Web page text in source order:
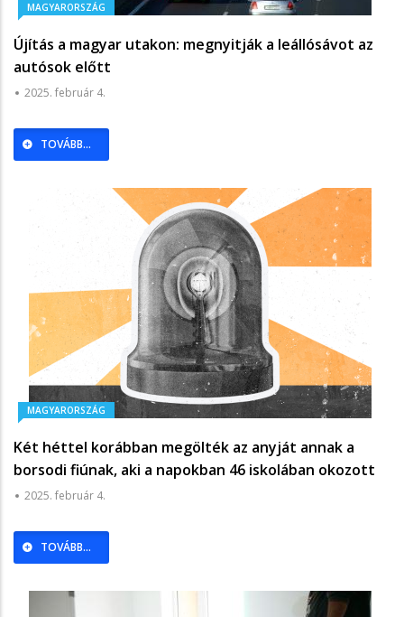
MAGYARORSZÁG
Újítás a magyar utakon: megnyitják a leállósávot az
autósok előtt
2025. február 4.
TOVÁBB...
MAGYARORSZÁG
Két héttel korábban megölték az anyját annak a
borsodi fiúnak, aki a napokban 46 iskolában okozott
bombariadót
2025. február 4.
TOVÁBB...